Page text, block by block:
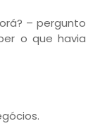
– pergunto
o que havia